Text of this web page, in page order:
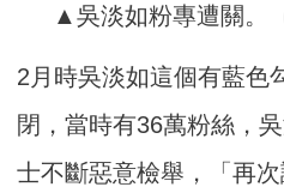
▲吳淡如粉專遭關。
2月時吳淡如這個有藍色
閉，當時有36萬粉絲，
士不斷惡意檢舉，「再